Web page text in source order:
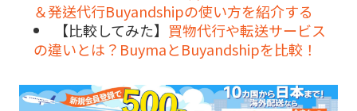
＆発送代行Buyandshipの使い方を紹介する
【比較してみた】 買物代行や転送サービス
の違いとは？BuymaとBuyandshipを比較！